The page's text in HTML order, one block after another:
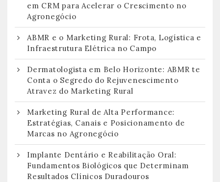
em CRM para Acelerar o Crescimento no
Agronegócio
ABMR e o Marketing Rural: Frota, Logística e
Infraestrutura Elétrica no Campo
Dermatologista em Belo Horizonte: ABMR te
Conta o Segredo do Rejuvenescimento
Atravez do Marketing Rural
Marketing Rural de Alta Performance:
Estratégias, Canais e Posicionamento de
Marcas no Agronegócio
Implante Dentário e Reabilitação Oral:
Fundamentos Biológicos que Determinam
Resultados Clínicos Duradouros